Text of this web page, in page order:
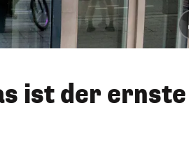
ist der ernste